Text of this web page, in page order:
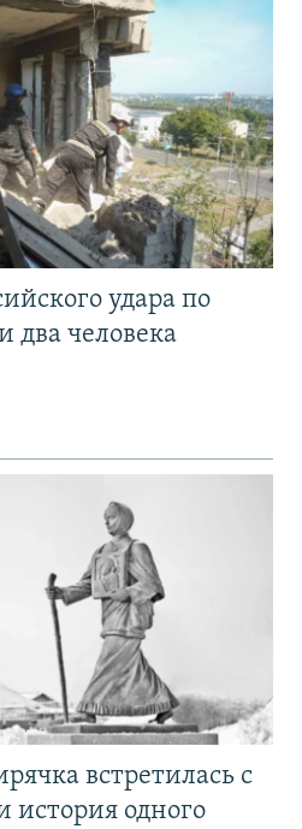
удара по
два человека
встретилась с
история одного